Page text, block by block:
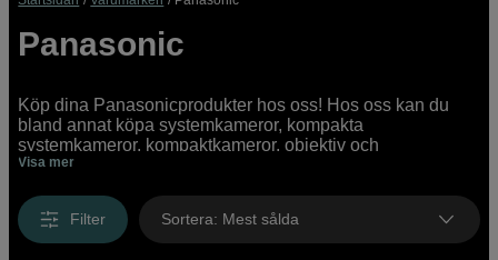
Panasonic
Köp dina Panasonicprodukter hos oss! Hos oss kan du
bland annat köpa systemkameror, kompakta
systemkameror, kompaktkameror, objektiv och
videokameror från Panasonic. Vi har ett brett utbud av
prisvärda instegsmodeller till profesionella high end-
kameror.
Visa mer
Filter Sortera: Mest sålda